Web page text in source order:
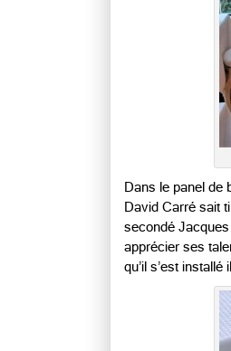
Dans le panel de
David Carré sait
secondé
apprécier ses
qu’il s’est installé